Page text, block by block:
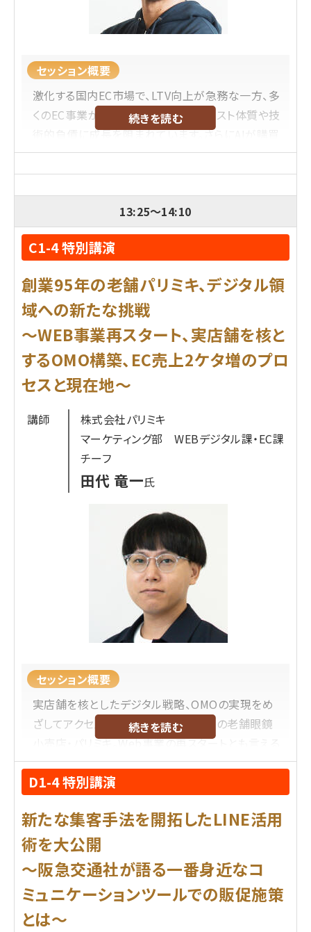
に2024年2月に入社。
前職では動画を活用したマーケティングや社内DX
化の支援を行っていました。
REGALIではマーケティング、セールス、カスタマーサ
打ち合わせに参加しています！
内容レベル
店舗向け
店舗スタッフや社員によるコンテンツ投稿をこれか
ら検討したい方、
あるいはスタッフ投稿を既に開始しているものの、
「売上への貢献度が不明確」「継続的な運用に課題
す。
参加対象者
アパレル、コスメ、雑貨、インテリア、ライフスタイル
グッズなど、実店舗をお持ちの小売事業者様全般
・店舗スタッフの投稿を売上（CVR）に直結させるた
めの具体的な戦略が手に入ります。
・スタッフのモチベーションを維持・向上させ、継続
的に質の高いコンテンツを生み出す「仕組み」を構
・店舗とECの垣根を越え、会社全体の売上を最大化
するためのOMO施策のヒントを得られます。
・明日から何をすべきか、具体的なアクションプラン
が明確になります。
こんなニーズや悩みにこたえられる内容です
・スタッフ投稿を始めたが、売上への貢献度が分か
らず、施策の評価ができていない。
・ 店舗の接客力をECサイトでも活かしたいが、具体
的な方法がわからない。
・ 投稿経由の売上を、スタッフの人事評価やインセ
ンティブにどう反映させるべきか悩んでいる
セッション概要
激化する国内EC市場で、LTV向上が急務な一方、多
くのEC事業がレガシーシステムの高コスト体質や技
術的負債に成長を阻まれています。さらにAIが購買
を代行する「エージェンティックコマース」の到来は
目前です。本セッションでは、この未来で勝ち抜くた
めのレガシーからの脱却と、俊敏性と拡張性を備え
た次世代プラットフォーム戦略を、国内の成功事例
を交えてお届けします。
Shopify Japan株式会社
外山 児雄氏
新卒でシスコ・システムズ合同会社にて公共領域の
営業として活動。コマース業界への関心から、2022
年にShopify Japanに入社。その後約4年間で業界
問わず100社以上のコマース領域における問題解
決のご支援を通じてEC基盤刷新における意思決定
をご支援。日本のコマース事業社様の「変化」と「解
放」に貢献し続け、業界全体の進化を後押していき
たいという想いを持って日々活動。
脱初級、中級、上級、大規模店舗向け、中規模向け
業界：業界問わず、D2CのEC事業に注力している企
規模：中~大規模のEC事業者様(自社ECの年間売上
10億円~100億円以上)
参加対象者
業界：業界問わず、D2CのEC事業に注力している企
業様
規模：中~大規模のEC事業者様(自社ECの年間売上
10億円~100億円以上)
役職：
経営層(CxO)
EC事業部長またはEC責任者
EC運用に関わる方
IT・DX部門の責任者
受講するメリット
競合に先んじて、AI×コマースが本格化する5年先を
続きを読む
13:25～14:10
C1-4 特別講演
創業95年の老舗パリミキ、デジタル領
域への新たな挑戦
～WEB事業再スタート、実店舗を核と
するOMO構築、EC売上2ケタ増のプロ
セスと現在地～
講師
株式会社パリミキ
マーケティング部 WEBデジタル課・EC課
チーフ
田代 竜一氏
セッション概要
実店舗を核としたデジタル戦略、OMOの実現をめ
ざしてアクセルを踏んでいる創業95年の老舗眼鏡
小売店・パリミキ。Web事業の再スタートとも言える
ビジネス変革に挑戦しています。足元のEC売上高は
2ケタ成長で推移しており、いままさに実績を積み上
においてパリミキが向き合ってきた課題、課題を乗り
越えるためのアプローチ、そして現在地までを解説
します。
プロフィール
株式会社パリミキ
続きを読む
D1-4 特別講演
新たな集客手法を開拓したLINE活用
術を大公開
～阪急交通社が語る一番身近なコ
ミュニケーションツールでの販促施策
とは～